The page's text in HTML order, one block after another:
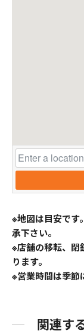
※地図は目安です
承下さい。
※店舗の移転、閉
ります。
※営業時間は季節
関連す